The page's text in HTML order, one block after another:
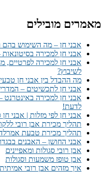
מאמרים מובילים
אבני חן – מה השימוש בהם
אבני חן למכירה
אבני חן למכירה לפרטיים,
לשיבוץ?
מה ההבדל בין אבני חן
אבני חן לתכשיטים –
אבני חן למכירה באינטרנט
לדעת!
אבני חן לפי מזלות | אבני
תהליך מכירת אבן רובי
תהליך מכירת טבעת
אבני החושן – האבנים
אבן רובי סגולות ומאפיינים
אבן טופז משמעות וסגולות
איך מזהים אבן רובי